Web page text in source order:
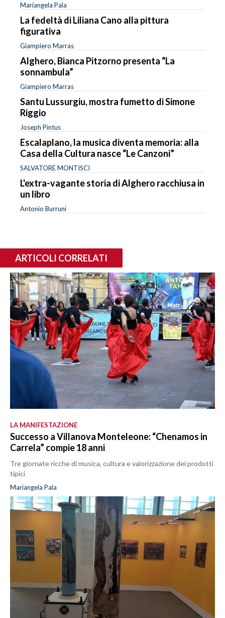
Mariangela Pala
La fedeltà di Liliana Cano alla pittura
figurativa
Giampiero Marras
Alghero, Bianca Pitzorno presenta “La
sonnambula”
Giampiero Marras
Santu Lussurgiu, mostra fumetto di Simone
Riggio
Joseph Pintus
Escalaplano, la musica diventa memoria: alla
Casa della Cultura nasce “Le Canzoni”
SALVATORE MONTISCI
L'extra-vagante storia di Alghero racchiusa in
un libro
Antonio Burruni
ARTICOLI CORRELATI
LA MANIFESTAZIONE
Successo a Villanova Monteleone: “Chenamos in
Carrela” compie 18 anni
Tre giornate ricche di musica, cultura e valorizzazione dei prodotti
tipici
Mariangela Pala